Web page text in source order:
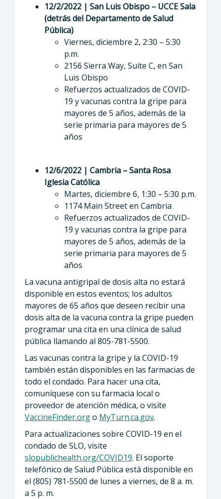
12/2/2022 | San Luis Obispo – UCCE Sala
(detrás del Departamento de Salud
Pública)
Viernes, diciembre 2, 2:30 – 5:30
p.m.
2156 Sierra Way, Suite C, en San
Luis Obispo
Refuerzos actualizados de COVID-
19 y vacunas contra la gripe para
mayores de 5 años, además de la
serie primaria para mayores de 5
años
12/6/2022 | Cambria – Santa Rosa
Iglesia Católica
Martes, diciembre 6, 1:30 – 5:30 p.m.
1174 Main Street en Cambria
Refuerzos actualizados de COVID-
19 y vacunas contra la gripe para
mayores de 5 años, además de la
serie primaria para mayores de 5
años
La vacuna antigripal de dosis alta no estará
disponible en estos eventos; los adultos
mayores de 65 años que deseen recibir una
dosis alta de la vacuna contra la gripe pueden
programar una cita en una clínica de salud
pública llamando al 805-781-5500.
Las vacunas contra la gripe y la COVID-19
también están disponibles en las farmacias de
todo el condado. Para hacer una cita,
comuníquese con su farmacia local o
proveedor de atención médica, o visite
VaccineFinder.orgo MyTurn.ca.gov.
Para actualizaciones sobre COVID-19 en el
condado de SLO, visite
slopublichealth.org/COVID19. El soporte
telefónico de Salud Pública está disponible en
el (805) 781-5500 de lunes a viernes, de 8 a. m.
a 5 p. m.